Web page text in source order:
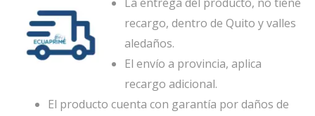
recargo, dentro de Quito y valles
aledaños.
El envío a provincia, aplica
recargo adicional.
El producto cuenta con garantía por daños de